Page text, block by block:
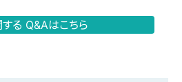
る Q&Aはこちら